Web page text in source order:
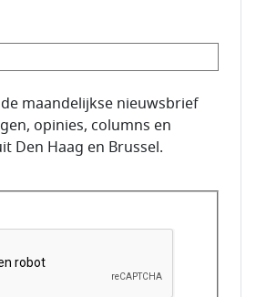
abonnee.
maandelijkse nieuwsbrief
opinies, columns en
Den Haag en Brussel.